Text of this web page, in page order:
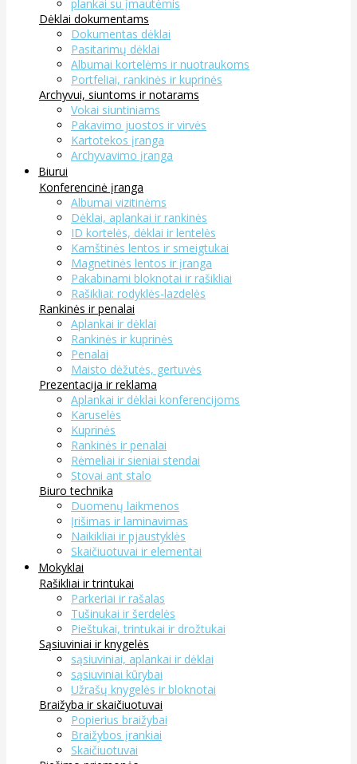
plankai su įmautėmis
Dėklai dokumentams
Dokumentas dėklai
Pasitarimų dėklai
Albumai kortelėms ir nuotraukoms
Portfeliai, rankinės ir kuprinės
Archyvui, siuntoms ir notarams
Vokai siuntiniams
Pakavimo juostos ir virvės
Kartotekos įranga
Archyvavimo įranga
Biurui
Konferencinė įranga
Albumai vizitinėms
Dėklai, aplankai ir rankinės
ID kortelės, dėklai ir lentelės
Kamštinės lentos ir smeigtukai
Magnetinės lentos ir įranga
Pakabinami bloknotai ir rašikliai
Rašikliai: rodyklės-lazdelės
Rankinės ir penalai
Aplankai ir dėklai
Rankinės ir kuprinės
Penalai
Maisto dėžutės, gertuvės
Prezentacija ir reklama
Aplankai ir dėklai konferencijoms
Karuselės
Kuprinės
Rankinės ir penalai
Rėmeliai ir sieniai stendai
Stovai ant stalo
Biuro technika
Duomenų laikmenos
Įrišimas ir laminavimas
Naikikliai ir pjaustyklės
Skaičiuotuvai ir elementai
Mokyklai
Rašikliai ir trintukai
Parkeriai ir rašalas
Tušinukai ir šerdelės
Pieštukai, trintukai ir drožtukai
Sąsiuviniai ir knygelės
sąsiuviniai, aplankai ir dėklai
sąsiuviniai kūrybai
Užrašų knygelės ir bloknotai
Braižyba ir skaičiuotuvai
Popierius braižybai
Braižybos įrankiai
Skaičiuotuvai